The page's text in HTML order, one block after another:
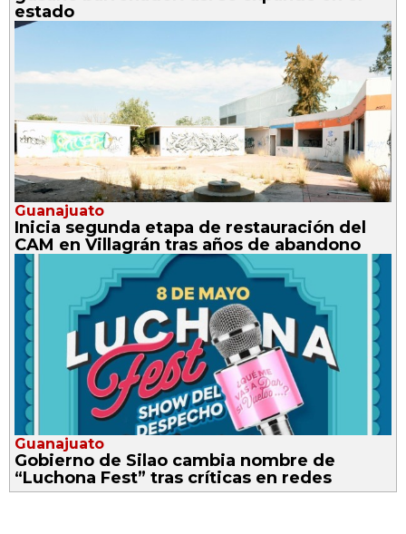
estado
Guanajuato
Inicia segunda etapa de restauración del
CAM en Villagrán tras años de abandono
Guanajuato
Gobierno de Silao cambia nombre de
“Luchona Fest” tras críticas en redes